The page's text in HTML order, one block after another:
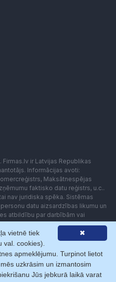
ir Latvijas Republikas
Informācijas avoti:
Maksātnespējas
faktisko datu reģistrs, u.c..
nav juridiska spēka. Sistēmas
datu aizsardzības likumu un
atbildību par darbībām vai
pakalpojumu. Lietotājam aizliegts
vai iekārtas (robotus)
ar Firmas.lv. Galvenā
Norēķini ar
✖
vietnē tiek
val. cookies).
apmeklējumu. Turpinot lietot
uzkrāsim un izmantosim
Jūs jebkurā laikā varat